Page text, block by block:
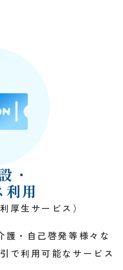
・
利用
厚生サービス）
護・自己啓発等様々な
で利用可能なサービス